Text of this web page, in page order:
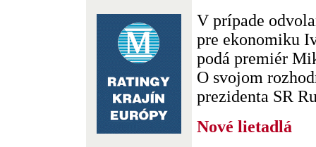
V prípade
pre ekonomiku
podá premiér
O svojom
prezidenta SR
Nové lietadlá